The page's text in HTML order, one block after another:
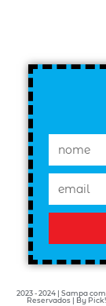
2023 - 2024 | Sampa
Reservados | By